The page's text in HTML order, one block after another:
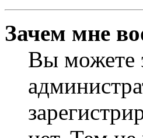
Зачем мне
Вы можете